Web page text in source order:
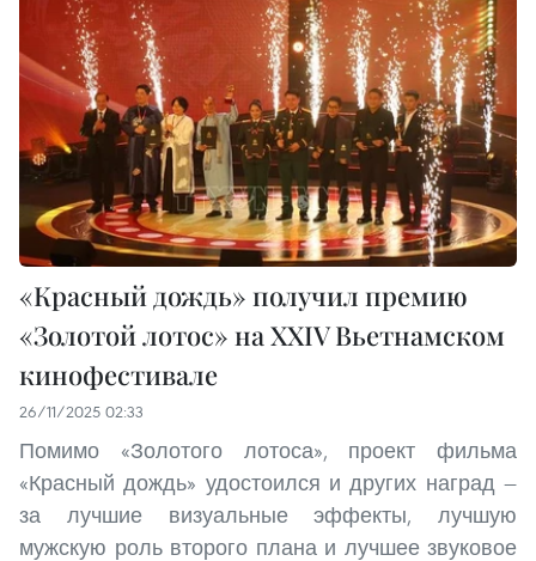
«Красный дождь» получил премию
«Золотой лотос» на XXIV Вьетнамском
кинофестивале
26/11/2025 02:33
Помимо «Золотого лотоса», проект фильма
«Красный дождь» удостоился и других наград —
за лучшие визуальные эффекты, лучшую
мужскую роль второго плана и лучшее звуковое